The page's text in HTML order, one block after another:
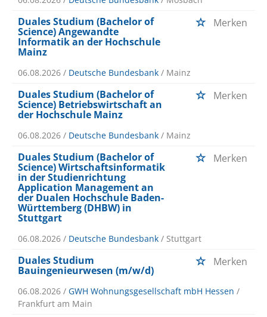
Duales Studium (Bachelor of
Science) Angewandte
Informatik an der Hochschule
Mainz
Merken
06.08.2026 / Deutsche Bundesbank / Mainz
Duales Studium (Bachelor of
Science) Betriebswirtschaft an
der Hochschule Mainz
Merken
06.08.2026 / Deutsche Bundesbank / Mainz
Duales Studium (Bachelor of
Science) Wirtschaftsinformatik
in der Studienrichtung
Application Management an
der Dualen Hochschule Baden-
Württemberg (DHBW) in
Stuttgart
Merken
06.08.2026 / Deutsche Bundesbank / Stuttgart
Duales Studium
Bauingenieurwesen (m/w/d)
Merken
06.08.2026 / GWH Wohnungsgesellschaft mbH Hessen /
Frankfurt am Main